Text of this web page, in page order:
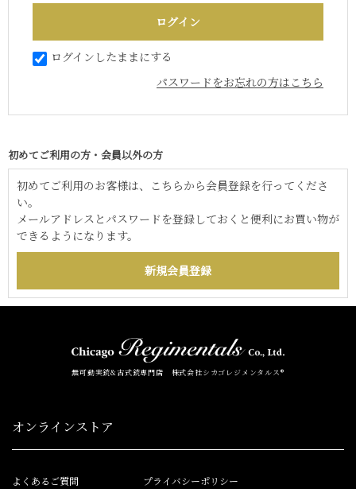
ログインしたままにする
パスワードをお忘れの方はこちら
初めてご利用の方・会員以外の方
初めてご利用のお客様は、こちらから会員登録を行ってくださ
い。
メールアドレスとパスワードを登録しておくと便利にお買い物が
できるようになります。
無可動実銃&古式銃専門店 株式会社シカゴレジメンタルス®
オンラインストア
よくあるご質問
プライバシーポリシー